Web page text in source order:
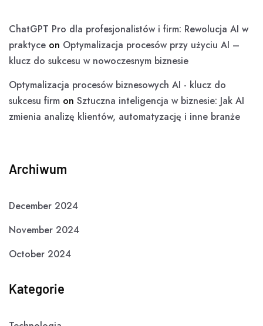
ChatGPT Pro dla profesjonalistów i firm: Rewolucja AI w
praktyce on Optymalizacja procesów przy użyciu AI –
klucz do sukcesu w nowoczesnym biznesie
Optymalizacja procesów biznesowych AI - klucz do
sukcesu firm on Sztuczna inteligencja w biznesie: Jak AI
zmienia analizę klientów, automatyzację i inne branże
Archiwum
December 2024
November 2024
October 2024
Kategorie